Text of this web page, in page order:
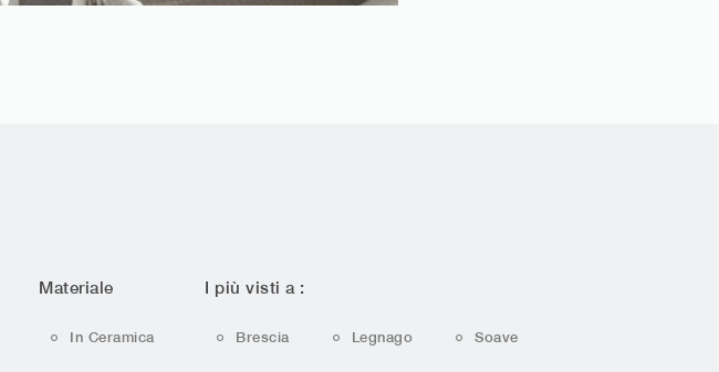
Materiale
In Ceramica
I più visti a :
Brescia Legnago Soave